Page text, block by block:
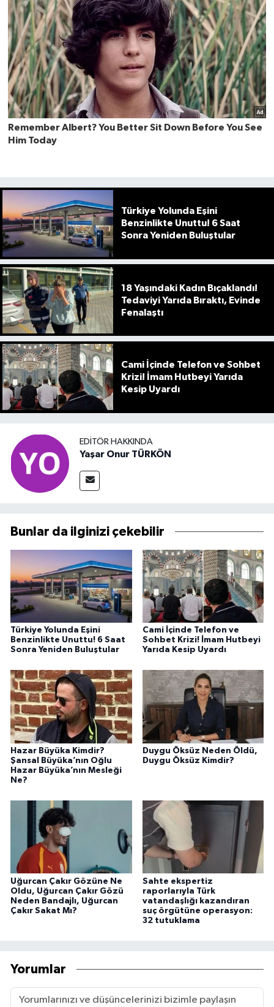
Türkiye Yolunda Eşini
Benzinlikte Unuttu! 6 Saat
Sonra Yeniden Buluştular
18 Yaşındaki Kadın Bıçaklandı!
Tedaviyi Yarıda Bıraktı, Evinde
Fenalaştı
Cami İçinde Telefon ve Sohbet
Krizi! İmam Hutbeyi Yarıda
Kesip Uyardı
EDITÖR HAKKINDA
Yaşar Onur TÜRKÖN
Bunlar da ilginizi çekebilir
Türkiye Yolunda Eşini
Benzinlikte Unuttu! 6 Saat
Sonra Yeniden Buluştular
Cami İçinde Telefon ve
Sohbet Krizi! İmam Hutbeyi
Yarıda Kesip Uyardı
Hazar Büyüka Kimdir?
Şansal Büyüka’nın Oğlu
Hazar Büyüka’nın Mesleği
Ne?
Duygu Öksüz Neden Öldü,
Duygu Öksüz Kimdir?
Uğurcan Çakır Gözüne Ne
Oldu, Uğurcan Çakır Gözü
Neden Bandajlı, Uğurcan
Çakır Sakat Mı?
Sahte ekspertiz
raporlarıyla Türk
vatandaşlığı kazandıran
suç örgütüne operasyon:
32 tutuklama
Yorumlar